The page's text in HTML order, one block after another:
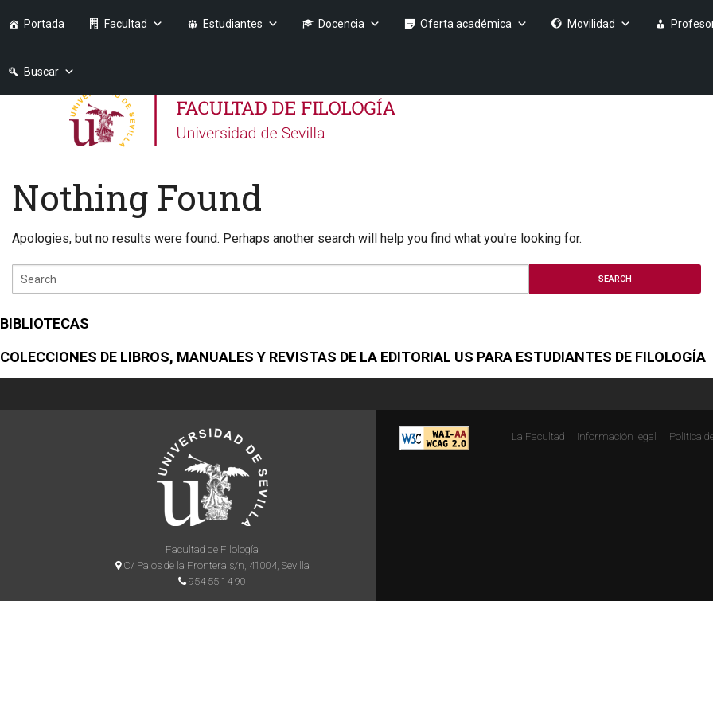
Portada Facultad Estudiantes Docencia Oferta académica Movilidad
Buscar
Nothing Found
Apologies, but no results were found. Perhaps another search will help you find what you're looking for.
BIBLIOTECAS
COLECCIONES DE LIBROS, MANUALES Y REVISTAS DE LA EDITORIAL US PARA ESTUDIANTES DE FILOLOGÍA
Facultad de Filología
C/ Palos de la Frontera s/n, 41004, Sevilla
954 55 14 90
La Facultad Información legal Politica